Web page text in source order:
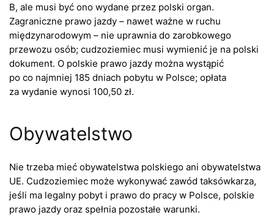
B, ale musi być ono wydane przez polski organ.
Zagraniczne prawo jazdy – nawet ważne w ruchu
międzynarodowym – nie uprawnia do zarobkowego
przewozu osób; cudzoziemiec musi wymienić je na polski
dokument. O polskie prawo jazdy można wystąpić
po co najmniej 185 dniach pobytu w Polsce; opłata
za wydanie wynosi 100,50 zł.
Obywatelstwo
Nie trzeba mieć obywatelstwa polskiego ani obywatelstwa
UE. Cudzoziemiec może wykonywać zawód taksówkarza,
jeśli ma legalny pobyt i prawo do pracy w Polsce, polskie
prawo jazdy oraz spełnia pozostałe warunki.